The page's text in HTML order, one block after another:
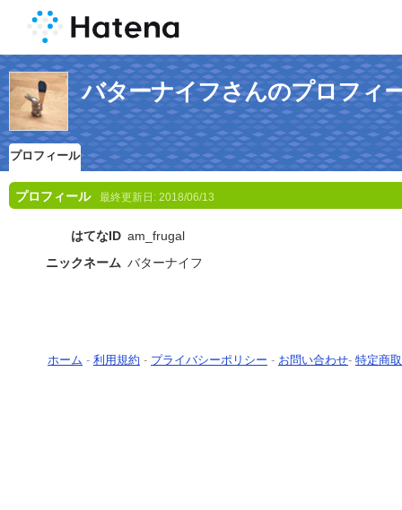
バターナイフさんのプロフィ
プロフィール
プロフィール 最終更新日: 2018/06/13
はてなID am_frugal
ニックネーム バターナイフ
ホーム - 利用規約 - プライバシーポリシー - お問い合わせ- 特定商